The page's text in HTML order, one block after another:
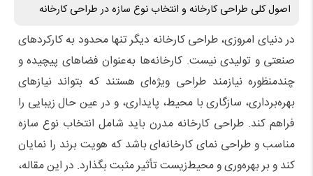
اصول کلی طراحی کارخانه و انتخاب نوع سازه در طراحی کارخانه
در دنیای امروزی، طراحی کارخانه دیگر تنها محدود به کارکردهای
صنعتی و تولیدی نیست. کارخانه‌ها به‌عنوان فضاهای پیچیده و
چندمنظوره نیازمند طراحی ویژه‌ای هستند که بتواند نیازهای
بهره‌برداری، سازگاری با محیط، پایداری، و در عین حال زیبایی را
فراهم کند. طراحی کارخانه مدرن باید شامل انتخاب نوع سازه
مناسب و طراحی نمای کارخانه‌ای باشد که هویت برند را نمایان
کند و بر بهره‌وری و محیط‌زیست تأثیر مثبت بگذارد. در این مقاله،